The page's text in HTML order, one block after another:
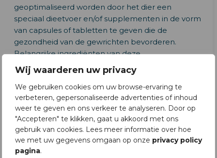
Wij waarderen uw privacy
We gebruiken cookies om uw browse-ervaring te
verbeteren, gepersonaliseerde advertenties of inhoud
weer te geven en ons verkeer te analyseren. Door op
"Accepteren" te klikken, gaat u akkoord met ons
gebruik van cookies. Lees meer informatie over hoe
we met uw gegevens omgaan op onze privacy policy
pagina.
geoptimaliseerd worden door het dier een
speciaal dieetvoer en/of supplementen in de vorm
van capsules of tabletten te geven die de
gezondheid van de gewrichten bevorderen.
Belangrijke ingrediënten van deze
voeding/supplementen zijn onder andere
glucosaminen en chondroïtinesulfaat.
Pijnstillers/ontstekingsremmers
Om de ontstekingsreactie en daarmee gepaard
gaande pijn tegen te gaan kunnen aanvullend